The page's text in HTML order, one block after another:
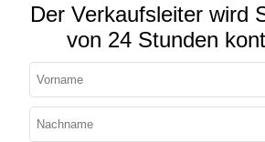
Der Verkaufsleiter wird
von 24 Stunden